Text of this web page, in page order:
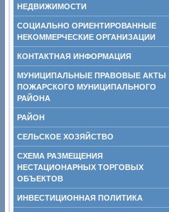
НЕДВИЖИМОСТИ
СОЦИАЛЬНО ОРИЕНТИРОВАННЫЕ
НЕКОММЕРЧЕСКИЕ ОРГАНИЗАЦИИ
КОНТАКТНАЯ ИНФОРМАЦИЯ
МУНИЦИПАЛЬНЫЕ ПРАВОВЫЕ АКТЫ
ПОЖАРСКОГО МУНИЦИПАЛЬНОГО
РАЙОНА
РАЙОН
СЕЛЬСКОЕ ХОЗЯЙСТВО
СХЕМА РАЗМЕЩЕНИЯ
НЕСТАЦИОНАРНЫХ ТОРГОВЫХ
ОБЪЕКТОВ
ИНВЕСТИЦИОННАЯ ПОЛИТИКА